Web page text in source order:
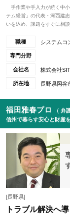
手作業や手入力が続く中
テム経営」の代表・河西建
いを込め、課題をすぐに相談
職種 システムコ
専門分野
会社名 株式会社
所在地 長野県岡谷
福田雅春プロ
（ 弁
信州で暮らす安心と財産
[長野県]
トラブル解決へ